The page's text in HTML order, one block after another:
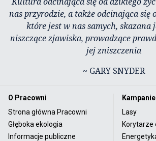
nas przyrodzie, a także odcinająca się
które jest w nas samych, skazana
niszczące zjawiska, prowadzące
jej zniszczenia
~ GARY SNYDER
O Pracowni
Strona główna Pracowni
Głęboka ekologia
Informacje publiczne
Kampanie
Lasy
Korytarze